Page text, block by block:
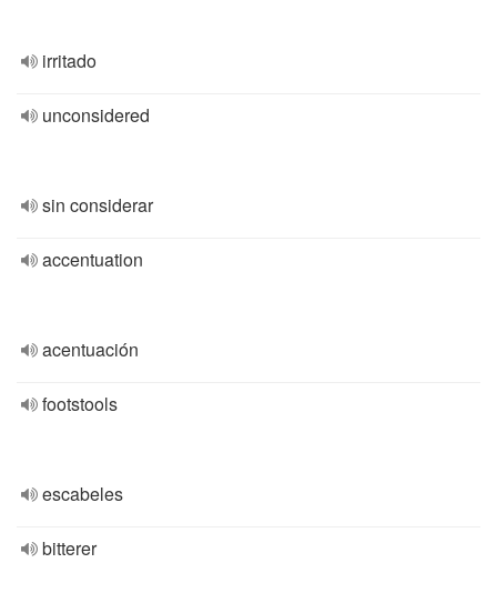
irritado
unconsidered
sin considerar
accentuation
acentuación
footstools
escabeles
bitterer